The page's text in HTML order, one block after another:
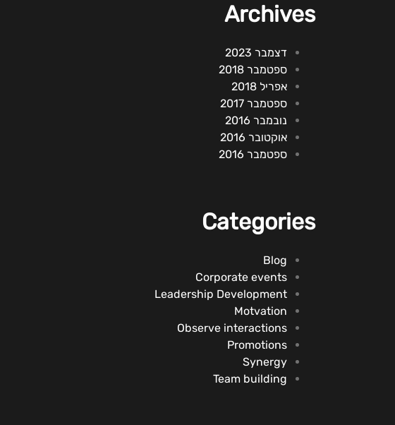
Archives
דצמבר 2023
ספטמבר 2018
אפריל 2018
ספטמבר 2017
נובמבר 2016
אוקטובר 2016
ספטמבר 2016
Categories
Blog
Corporate events
Leadership Development
Motvation
Observe interactions
Promotions
Synergy
Team building